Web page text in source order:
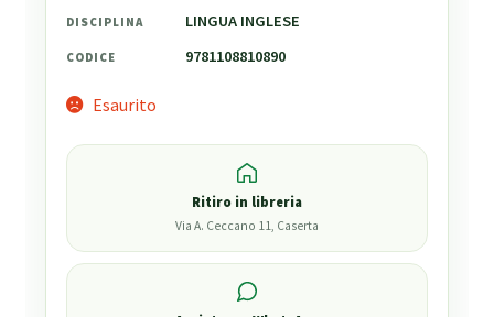
DISCIPLINA LINGUA INGLESE
CODICE 9781108810890
Esaurito
Ritiro in libreria
Via A. Ceccano 11, Caserta